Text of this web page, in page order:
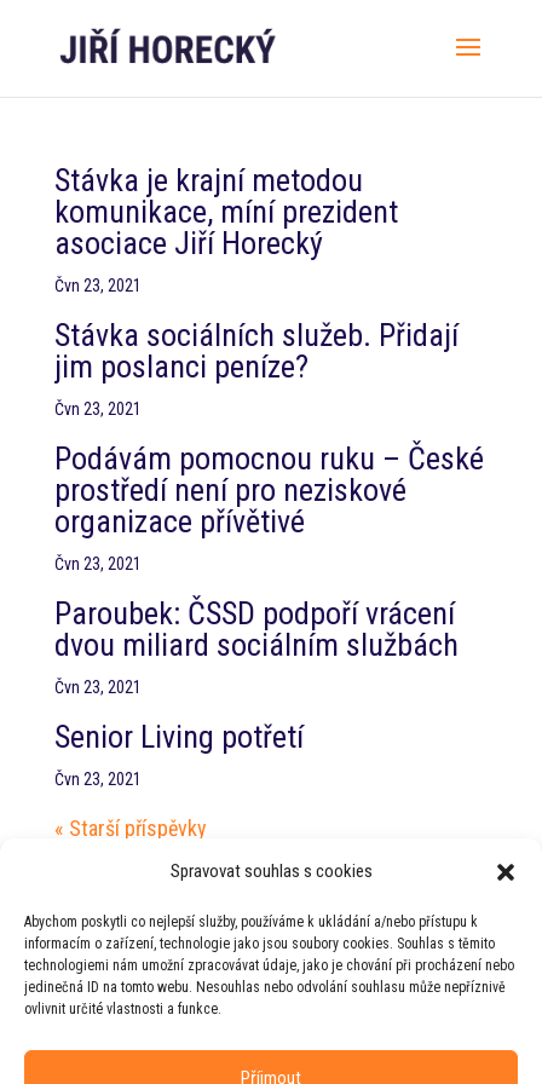
Spravovat souhlas s cookies
Abychom poskytli co nejlepší služby, používáme k ukládání a/nebo přístupu k
informacím o zařízení, technologie jako jsou soubory cookies. Souhlas s těmito
technologiemi nám umožní zpracovávat údaje, jako je chování při procházení nebo
jedinečná ID na tomto webu. Nesouhlas nebo odvolání souhlasu může nepříznivě
ovlivnit určité vlastnosti a funkce.
Příjmout
Stávka je krajní metodou
komunikace, míní prezident
asociace Jiří Horecký
Čvn 23, 2021
Stávka sociálních služeb. Přidají
jim poslanci peníze?
Čvn 23, 2021
Podávám pomocnou ruku – České
prostředí není pro neziskové
organizace přívětivé
Čvn 23, 2021
Paroubek: ČSSD podpoří vrácení
dvou miliard sociálním službách
Čvn 23, 2021
Senior Living potřetí
Čvn 23, 2021
« Starší příspěvky
PT RHSD pro zdravotnictví
PT RHSD pro kulturní otázky
Rada vlády pro duševní zdraví